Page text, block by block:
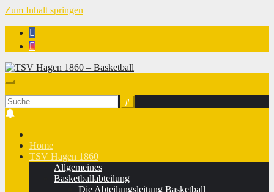
Zum Inhalt springen
Home
TSV Hagen 1860
Allgemeines
Basketballabteilung
Die Abteilungsleitung Basketball